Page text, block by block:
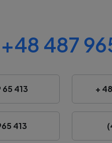
+48 487
65 413 +
413